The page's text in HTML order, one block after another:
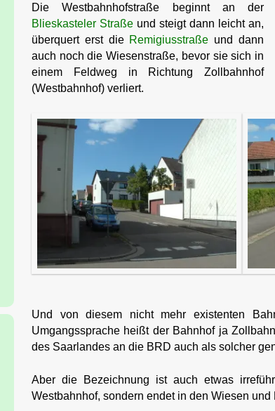
Die Westbahnhofstraße beginnt an der
Blieskasteler Straße und steigt dann leicht an,
überquert erst die Remigiusstraße und dann
auch noch die Wiesenstraße, bevor sie sich in
einem Feldweg in Richtung Zollbahnhof
(Westbahnhof) verliert.
Und von diesem nicht mehr existenten
Umgangssprache heißt der Bahnhof ja
des Saarlandes an die BRD auch als solcher
Aber die Bezeichnung ist auch etwas
Westbahnhof, sondern endet in den Wiesen